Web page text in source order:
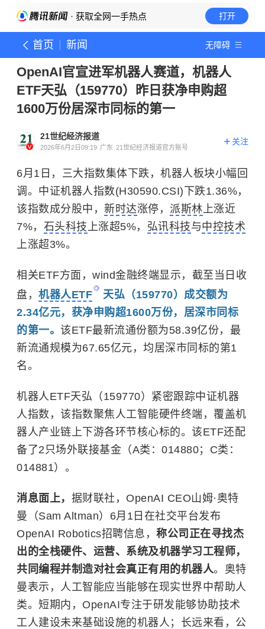
· 获取全网一手热点 打开
首页 新闻 无障碍
OpenAI官宣进军机器人赛道，机器人
ETF天弘（159770）昨日获净申购超
1600万份居深市同标的第一
21世纪经济报道
2026年6月2日09:19 广东 21世纪经济报道官方账号
关注
6月1日，三大指数集体下跌，机器人板块小幅回
调。中证机器人指数(H30590.CSI)下跌1.36%，
该指数成分股中， 新时达涨停， 派斯林上涨近
7%， 石头科技上涨超5%， 弘讯科技与中控技术
上涨超3%。
相关ETF方面，wind金融终端显示，截至当日收
盘， 机器人ETF
天弘（159770）成交额为
2.34亿元，获净申购超1600万份，居深市同标
的第一。 该ETF最新流通份额为58.39亿份，最
新流通规模为67.65亿元，均居深市同标的第1
名。
机器人ETF天弘（159770）紧密跟踪中证机器
人指数，该指数聚焦人工智能硬件终端，覆盖机
器人产业链上下游各环节核心标的。该ETF还配
备了2只场外联接基金（A类：014880；C类：
014881）。
消息面上， 据财联社，OpenAI CEO山姆·奥特
曼（Sam Altman）6月1日在社交平台发布
OpenAI Robotics招聘信息， 称公司正在寻找杰
出的全栈硬件、运营、系统及机器学习工程师，
共同编程并制造对社会真正有用的机器人。奥特
曼表示，人工智能应当能够在现实世界中帮助人
类。短期内， OpenAI专注于研发能够协助技术
工人建设未来基础设施的机器人；长远来看，公